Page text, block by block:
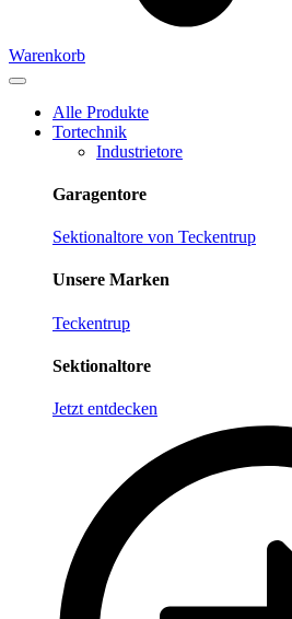
Warenkorb
Alle Produkte
Tortechnik
Industrietore
Garagentore
Sektionaltore von Teckentrup
Unsere Marken
Teckentrup
Sektionaltore
Jetzt entdecken